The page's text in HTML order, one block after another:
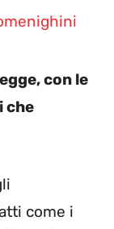
con le
che
come i